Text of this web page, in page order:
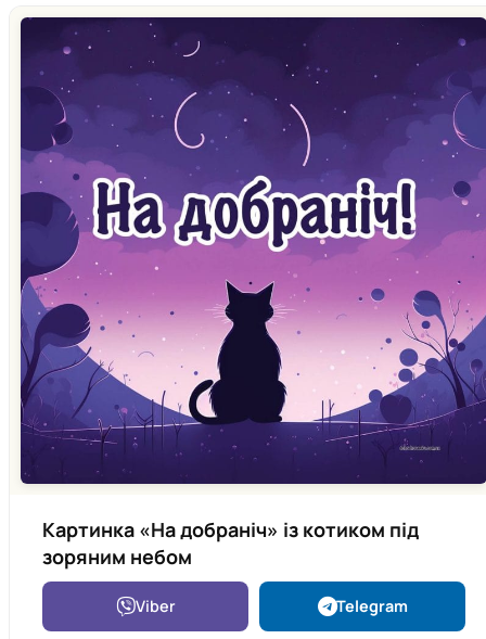
Картинка «На добраніч» із котиком під
зоряним небом
Viber Telegram